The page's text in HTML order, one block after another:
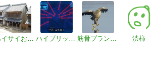
ハイサイおじさん ハイブリッヂよろづ太郎 筋骨プランター 渋柿